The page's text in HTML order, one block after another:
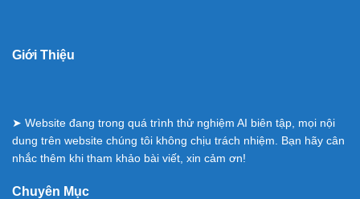
Giới Thiệu
➤ Website đang trong quá trình thử nghiệm AI biên tập, mọi nội
dung trên website chúng tôi không chịu trách nhiệm. Bạn hãy cân
nhắc thêm khi tham khảo bài viết, xin cảm ơn!
Chuyên Mục